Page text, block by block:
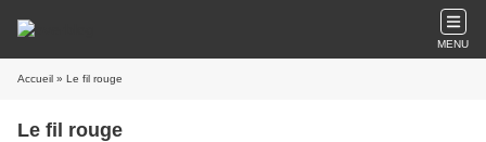
MENU
Accueil » Le fil rouge
Le fil rouge